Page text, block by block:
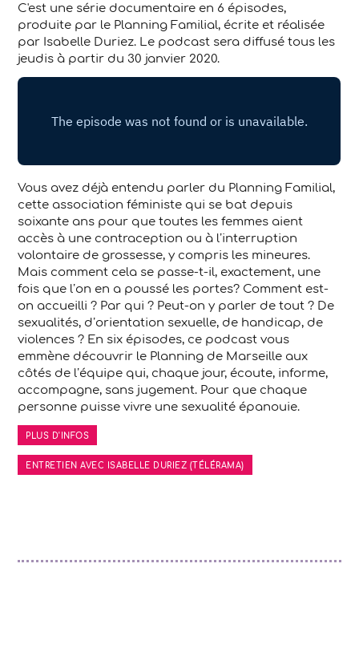
C'est une série documentaire en 6 épisodes,
produite par le Planning Familial, écrite et réalisée
par Isabelle Duriez. Le podcast sera diffusé tous les
jeudis à partir du 30 janvier 2020.
Vous avez déjà entendu parler du Planning Familial,
cette association féministe qui se bat depuis
soixante ans pour que toutes les femmes aient
accès à une contraception ou à l’interruption
volontaire de grossesse, y compris les mineures.
Mais comment cela se passe-t-il, exactement, une
fois que l’on en a poussé les portes? Comment est-
on accueilli ? Par qui ? Peut-on y parler de tout ? De
sexualités, d’orientation sexuelle, de handicap, de
violences ? En six épisodes, ce podcast vous
emmène découvrir le Planning de Marseille aux
côtés de l’équipe qui, chaque jour, écoute, informe,
accompagne, sans jugement. Pour que chaque
personne puisse vivre une sexualité épanouie.
PLUS D'INFOS
ENTRETIEN AVEC ISABELLE DURIEZ (TÉLÉRAMA)